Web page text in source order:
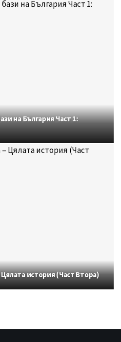
на България Част 1:
история (Част Втора)